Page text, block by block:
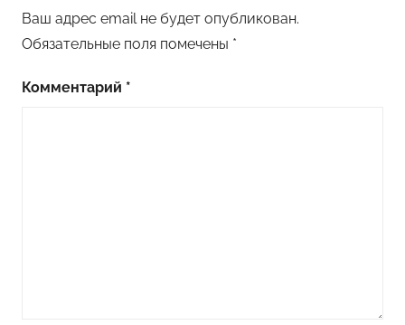
Ваш адрес email не будет опубликован.
Обязательные поля помечены *
Комментарий *